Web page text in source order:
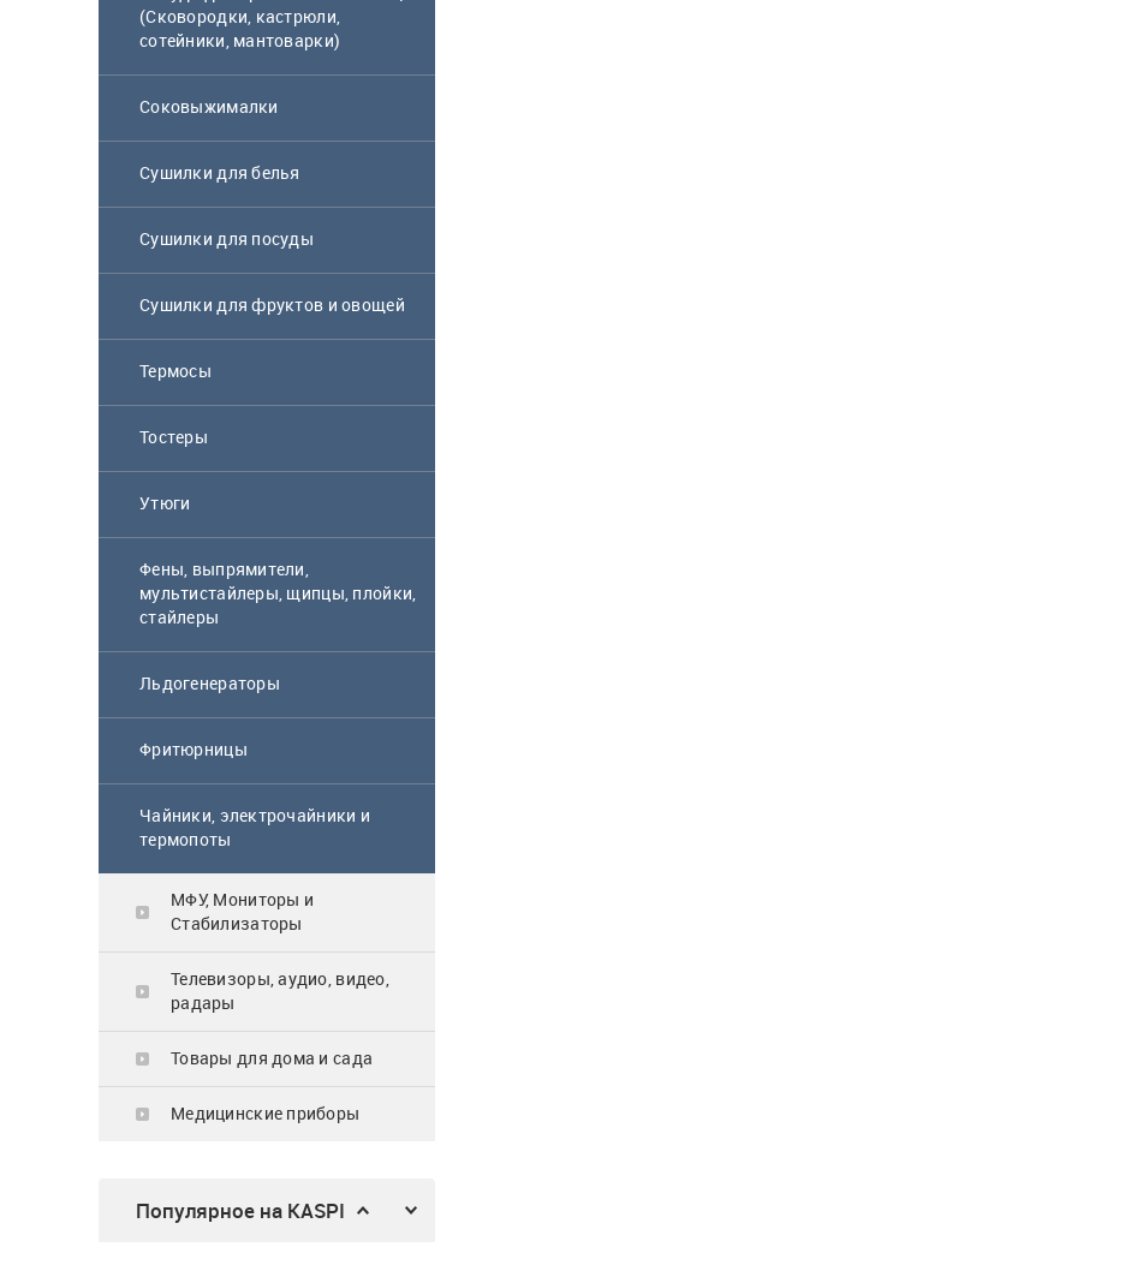
(Сковородки, кастрюли,
сотейники, мантоварки)
Соковыжималки
Сушилки для белья
Сушилки для посуды
Сушилки для фруктов и овощей
Термосы
Тостеры
Утюги
Фены, выпрямители,
мультистайлеры, щипцы, плойки,
стайлеры
Льдогенераторы
Фритюрницы
Чайники, электрочайники и
термопоты
МФУ, Мониторы и
Стабилизаторы
Телевизоры, аудио, видео,
радары
Товары для дома и сада
Медицинские приборы
Популярное на KASPI
Блендер Scarlett
MS23K3614AW BW
Газовая поверхность
Midea MG3205X
62 900₸
Микроволновка
MWG20